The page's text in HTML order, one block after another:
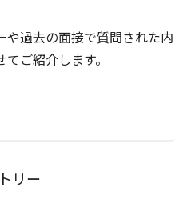
や過去の面接で質問された内
ご紹介します。
リー